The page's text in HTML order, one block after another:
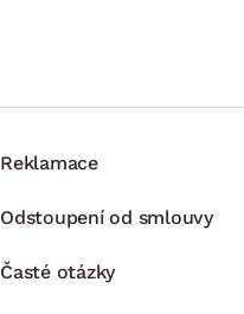
Reklamace
Odstoupení od smlouvy
Časté otázky